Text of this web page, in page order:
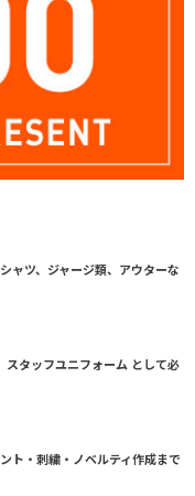
ャツ、ジャージ類、アウターな
タッフユニフォーム として必
ト・刺繍・ノベルティ作成まで